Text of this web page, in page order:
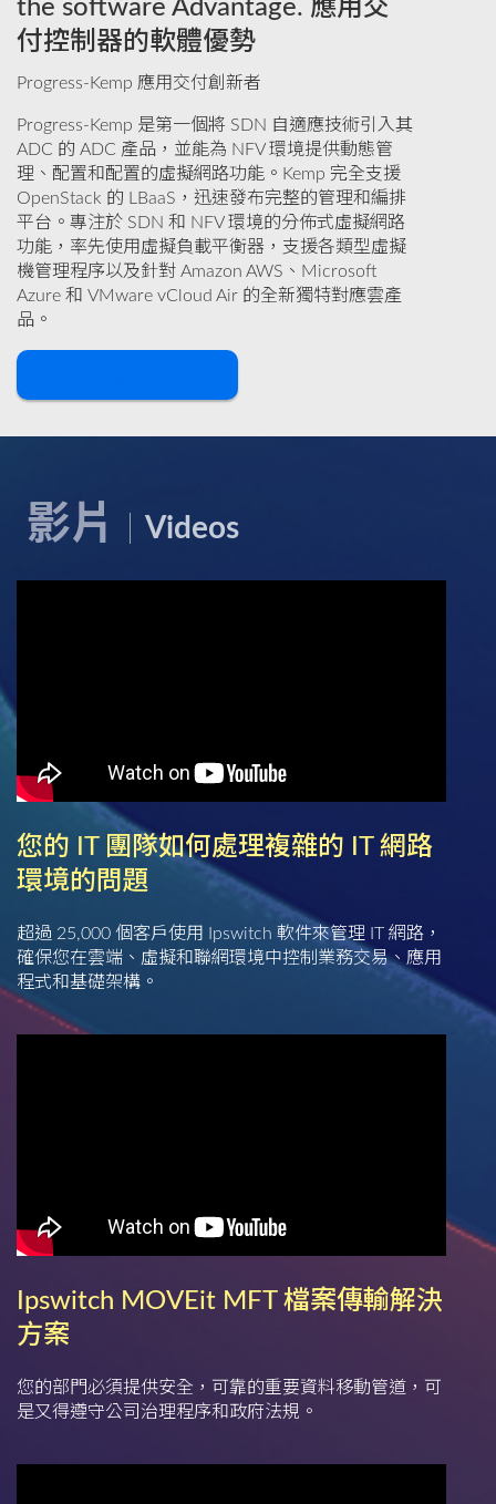
the software Advantage. 應用交
付控制器的軟體優勢
Progress-Kemp 應用交付創新者
Progress-Kemp 是第一個將 SDN 自適應技術引入其
ADC 的 ADC 產品，並能為 NFV 環境提供動態管
理、配置和配置的虛擬網路功能。Kemp 完全支援
OpenStack 的 LBaaS，迅速發布完整的管理和編排
平台。專注於 SDN 和 NFV 環境的分佈式虛擬網路
功能，率先使用虛擬負載平衡器，支援各類型虛擬
機管理程序以及針對 Amazon AWS、Microsoft
Azure 和 VMware vCloud Air 的全新獨特對應雲產
品。
影片 Videos
您的 IT 團隊如何處理複雜的 IT 網路
環境的問題
超過 25,000 個客戶使用 Ipswitch 軟件來管理 IT 網路，
確保您在雲端、虛擬和聯網環境中控制業務交易、應用
程式和基礎架構。
Ipswitch MOVEit MFT 檔案傳輸解決
方案
您的部門必須提供安全，可靠的重要資料移動管道，可
是又得遵守公司治理程序和政府法規。